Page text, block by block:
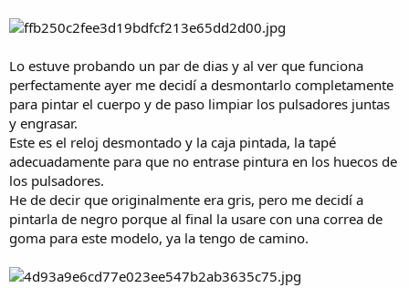
Lo estuve probando un par de dias y al ver que funciona
perfectamente ayer me decidí a desmontarlo completamente
para pintar el cuerpo y de paso limpiar los pulsadores juntas
y engrasar.
Este es el reloj desmontado y la caja pintada, la tapé
adecuadamente para que no entrase pintura en los huecos de
los pulsadores.
He de decir que originalmente era gris, pero me decidí a
pintarla de negro porque al final la usare con una correa de
goma para este modelo, ya la tengo de camino.